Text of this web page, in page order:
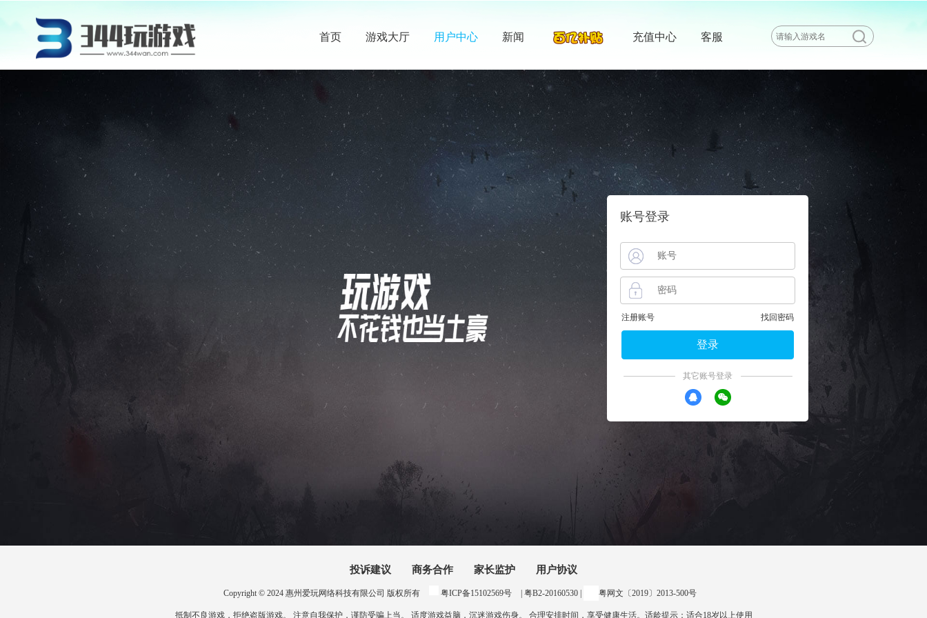
首页 游戏大厅 用户中心 新闻 充值中心 客服
账号登录
注册账号 找回密码
登录
其它账号登录
投诉建议 商务合作 家长监护 用户协议
Copyright © 2024 惠州爱玩网络科技有限公司 版权所有 粤ICP备15102569号 | 粤B2-20160530 | 粤网文〔2019〕2013-500号
抵制不良游戏，拒绝盗版游戏。 注意自我保护，谨防受骗上当。 适度游戏益脑，沉迷游戏伤身。 合理安排时间，享受健康生活。适龄提示：适合18岁以上使用